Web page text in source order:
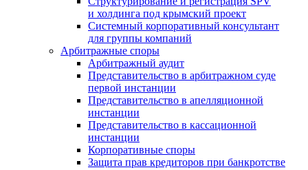
и холдинга под крымский проект
Системный корпоративный консультант
для группы компаний
Арбитражные споры
Арбитражный аудит
Представительство в арбитражном суде
первой инстанции
Представительство в апелляционной
инстанции
Представительство в кассационной
инстанции
Корпоративные споры
Защита прав кредиторов при банкротстве